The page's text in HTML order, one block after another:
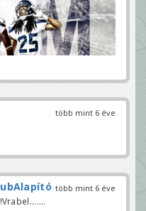
több mint 6 éve
több mint 6 éve